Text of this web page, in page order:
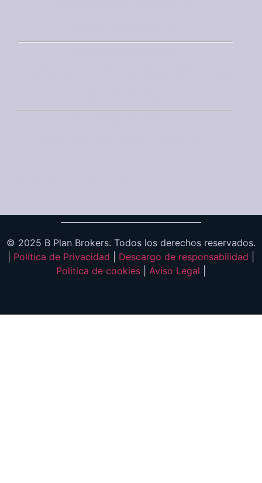
© 2025 B Plan Brokers. Todos los derechos reservados.
Política de Privacidad Descargo de responsabilidad
Politica de cookies
Aviso Legal